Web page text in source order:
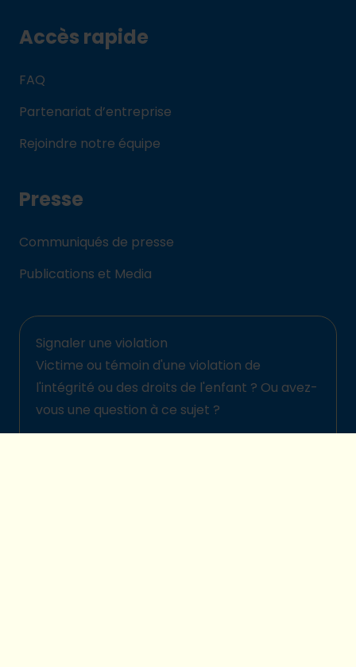
Accès rapide
FAQ
Partenariat d’entreprise
Rejoindre notre équipe
Presse
Communiqués de presse
Publications et Media
Signaler une violation
Victime ou témoin d'une violation de
l'intégrité ou des droits de l'enfant ? Ou avez-
vous une question à ce sujet ?